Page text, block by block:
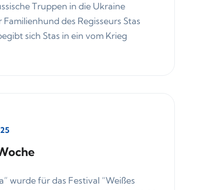
Truppen in die Ukraine
des Regisseurs Stas
sich Stas in ein vom Krieg
wurde für das Festival “Weißes